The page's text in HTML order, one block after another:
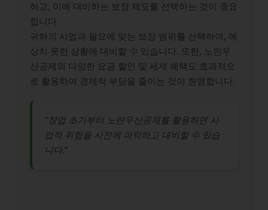
하고, 이에 대비하는 보장 제도를 선택하는 것이 중요
합니다.
귀하의 사업과 필요에 맞는 보장 범위를 선택하여, 예
상치 못한 상황에 대비할 수 있습니다. 또한, 노란우
산공제의 다양한 요금 할인 및 세제 혜택도 효과적으
로 활용하여 경제적 부담을 줄이는 것이 현명합니다.
“창업 초기부터 노란우산공제를 활용하면 사
업적 위험을 사전에 파악하고 대비할 수 있습
니다.”